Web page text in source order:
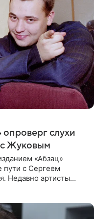
слухи
Жуковым
«Абзац»
пути с Сергеем
Недавно артисты